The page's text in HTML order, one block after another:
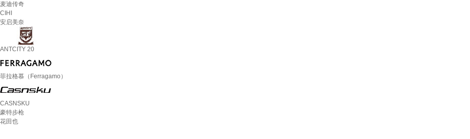
麦迪传奇
CIHI
安启美奈
ANTCITY 20
菲拉格慕（Ferragamo）
CASNSKU
豪特步枪
花田也